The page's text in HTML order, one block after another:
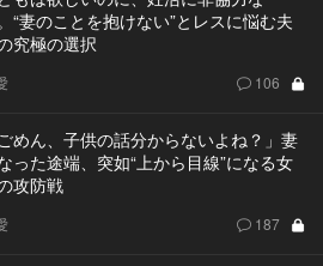
“妻のことを抱けない”とレスに悩む夫
究極の選択
106
ごめん、子供の話分からないよね？」妻
った途端、突如“上から目線”になる女
攻防戦
187